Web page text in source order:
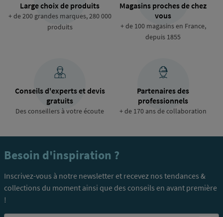
Large choix de produits
+ de 200 grandes marques, 280 000
produits
Magasins proches de chez
vous
+ de 100 magasins en France,
depuis 1855
Conseils d'experts et devis
gratuits
Des conseillers à votre écoute
Partenaires des
professionnels
+ de 170 ans de collaboration
Besoin d'inspiration ?
Inscrivez-vous à notre newsletter et recevez nos tendances &
collections du moment ainsi que des conseils en avant première
!